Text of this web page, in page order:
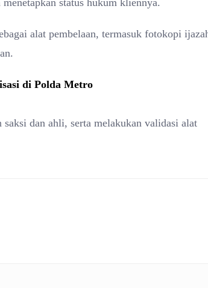
status hukum kliennya.
alat pembelaan, termasuk fotokopi
di Polda Metro
dan ahli, serta melakukan validasi alat